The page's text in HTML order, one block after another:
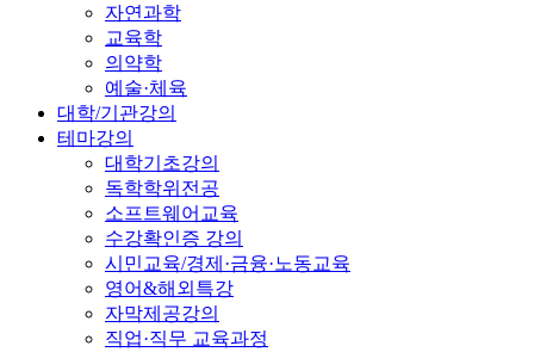
자연과학
교육학
의약학
예술·체육
대학/기관강의
테마강의
대학기초강의
독학학위전공
소프트웨어교육
수강확인증 강의
시민교육/경제·금융·노동교육
영어&해외특강
자막제공강의
직업·직무 교육과정